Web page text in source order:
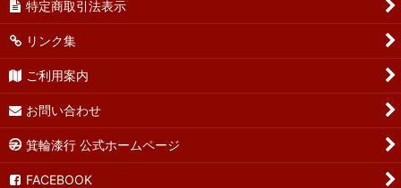
特定商取引法表示
リンク集
ご利用案内
お問い合わせ
箕輪漆行 公式ホームページ
FACEBOOK